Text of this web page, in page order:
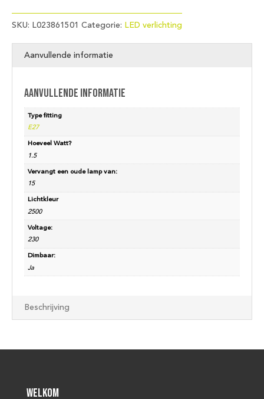
SKU: L023861501 Categorie: LED verlichting
Aanvullende informatie
Aanvullende informatie
Type fitting
E27
Hoeveel Watt?
1.5
Vervangt een oude lamp van:
15
Lichtkleur
2500
Voltage:
230
Dimbaar:
Ja
Beschrijving
Welkom